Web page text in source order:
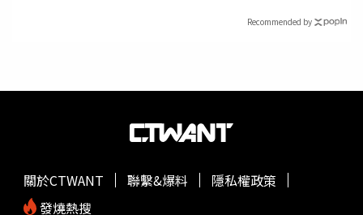
Recommended by
關於CTWANT 聯繫&爆料
隱私權政策
發燒熱搜